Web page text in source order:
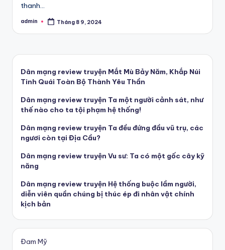
thanh…
Posted
admin Tháng 8 9, 2024
Dân mạng review truyện Mắt Mù Bảy Năm, Khắp Núi
Tinh Quái Toàn Bộ Thành Yêu Thần
Dân mạng review truyện Ta một người cảnh sát, như
thế nào cho ta tội phạm hệ thống!
Dân mạng review truyện Ta đều đứng đầu vũ trụ, các
ngươi còn tại Địa Cầu?
Dân mạng review truyện Vu sư: Ta có một gốc cây kỹ
năng
Dân mạng review truyện Hệ thống buộc lầm người,
diễn viên quần chúng bị thúc ép đi nhân vật chính
kịch bản
Đam Mỹ